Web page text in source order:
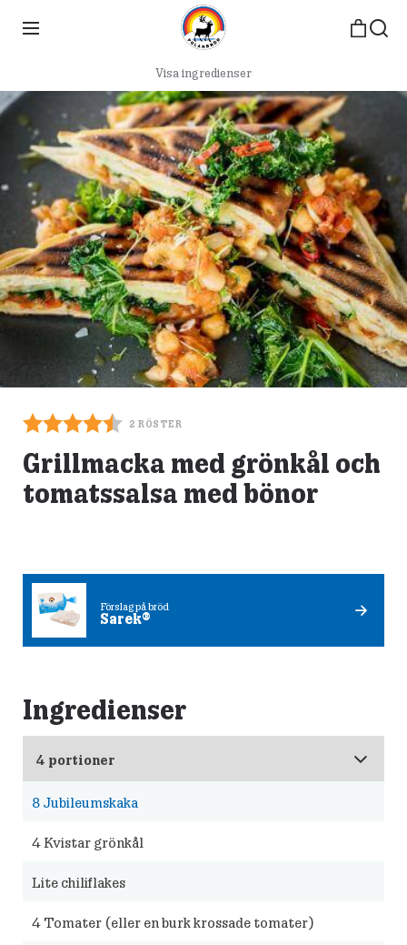
Visa ingredienser
2 RÖSTER
Grillmacka med grönkål och
tomatssalsa med bönor
Förslag på bröd
Sarek®
Ingredienser
8 Jubileumskaka
4Kvistar grönkål
Lite chiliflakes
4 Tomater (eller en burk krossade tomater)